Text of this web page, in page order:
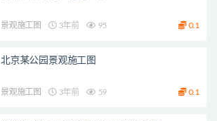
景观施工图 3年前 95 0.1
北京某公园景观施工图
景观施工图 3年前 59 0.1